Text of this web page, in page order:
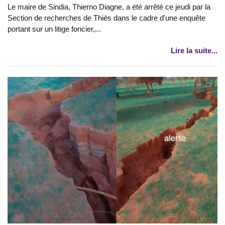
Le maire de Sindia, Thierno Diagne, a été arrêté ce jeudi par la
Section de recherches de Thiès dans le cadre d'une enquête
portant sur un litige foncier,...
Lire la suite...